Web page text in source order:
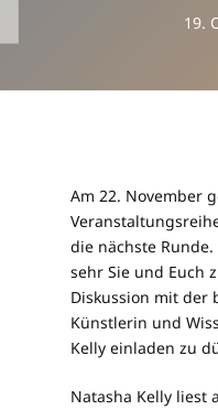
19.
Am 22. November
die nächste
sehr Sie und Euch
Diskussion mit der
Künstlerin und
Kelly einladen zu
Natasha Kelly liest